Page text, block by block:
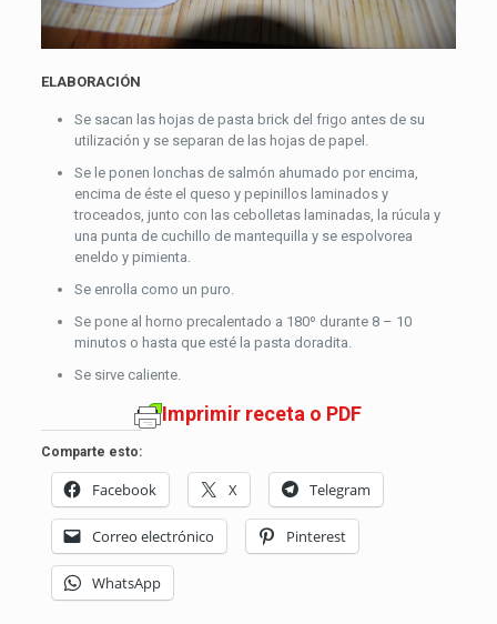
ELABORACIÓN
Se sacan las hojas de pasta brick del frigo antes de su
utilización y se separan de las hojas de papel.
Se le ponen lonchas de salmón ahumado por encima,
encima de éste el queso y pepinillos laminados y
troceados, junto con las cebolletas laminadas, la rúcula y
una punta de cuchillo de mantequilla y se espolvorea
eneldo y pimienta.
Se enrolla como un puro.
Se pone al horno precalentado a 180º durante 8 – 10
minutos o hasta que esté la pasta doradita.
Se sirve caliente.
Imprimir receta o PDF
Comparte esto:
Facebook X Telegram
Correo electrónico Pinterest
WhatsApp